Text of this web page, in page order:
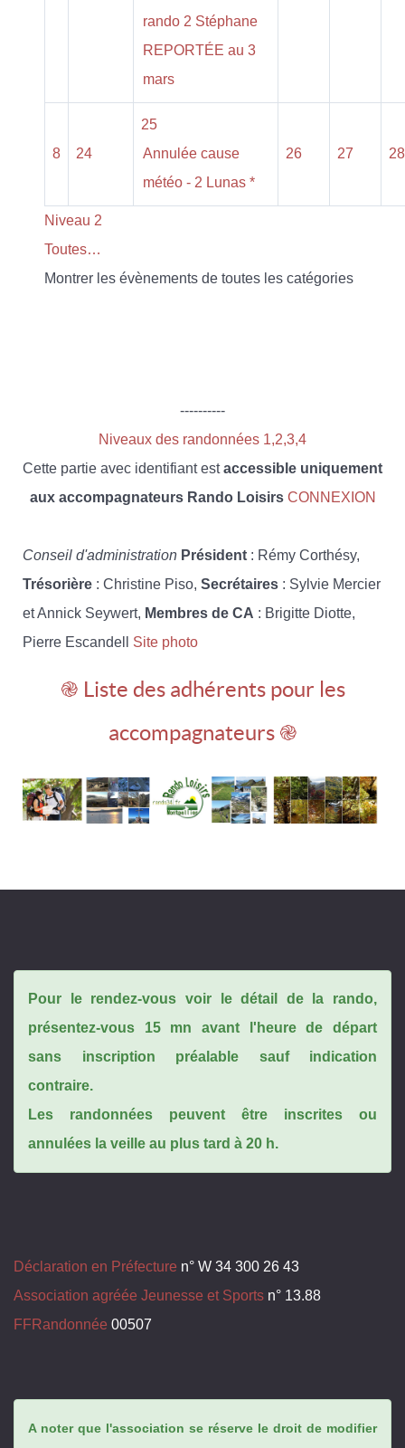
rando 2 Stéphane
REPORTÉE au 3
mars
8 24
25
Annulée cause
météo - 2 Lunas *
26 27 28
Niveau 2
Toutes…
Montrer les évènements de toutes les catégories
----------
Niveaux des randonnées 1,2,3,4
Cette partie avec identifiant estaccessible uniquement
aux accompagnateurs Rando Loisirs CONNEXION
Conseil d'administration Président : Rémy Corthésy,
Trésorière : Christine Piso, Secrétaires : Sylvie Mercier
et Annick Seywert, Membres de CA : Brigitte Diotte,
Pierre Escandell Site photo
֎ Liste des adhérents pour les
accompagnateurs ֎
Pour le rendez-vous voir le détail de la rando,
présentez-vous 15 mn avant l'heure de départ
sans inscription préalable sauf indication
contraire.
Les randonnées peuvent être inscrites ou
annulées la veille au plus tard à 20 h.
Déclaration en Préfecture n° W 34 300 26 43
Association agréée Jeunesse et Sports n° 13.88
FFRandonnée 00507
A noter que l'association se réserve le droit de modifier